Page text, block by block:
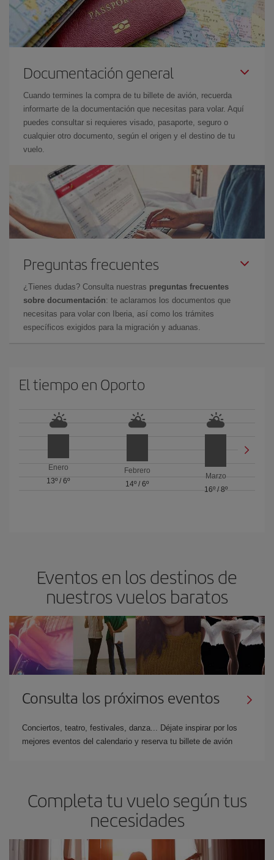
Documentación general
Cuando termines la compra de tu billete de avión, recuerda
informarte de la documentación que necesitas para volar. Aquí
puedes consultar si requieres visado, pasaporte, seguro o
cualquier otro documento, según el origen y el destino de tu
vuelo.
Preguntas frecuentes
¿Tienes dudas? Consulta nuestras preguntas frecuentes
sobre documentación: te aclaramos los documentos que
necesitas para volar con Iberia, así como los trámites
específicos exigidos para la migración y aduanas.
El tiempo en Oporto
Enero
13º /6º
Febrero
14º / 6º
Marzo
16º/ 8º
Eventos en los destinos de
nuestros vuelos baratos
Consulta los próximos eventos
Conciertos, teatro, festivales, danza... Déjate inspirar por los
mejores eventos del calendario y reserva tu billete de avión
Completa tu vuelo según tus
necesidades